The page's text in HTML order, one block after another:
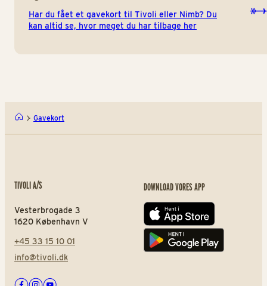
Har du fået et gavekort til Tivoli eller Nimb? Du
kan altid se, hvor meget du har tilbage her
Gavekort
TIVOLI A/S
Vesterbrogade 3
1620 København V
+45 33 15 10 01
info@tivoli.dk
DOWNLOAD VORES APP
App store
Play store